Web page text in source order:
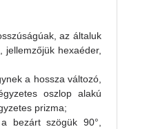
az általuk
jellemzőjük hexaéder,
a hossza változó,
oszlop alakú
prizma;
bezárt szögük 90°,